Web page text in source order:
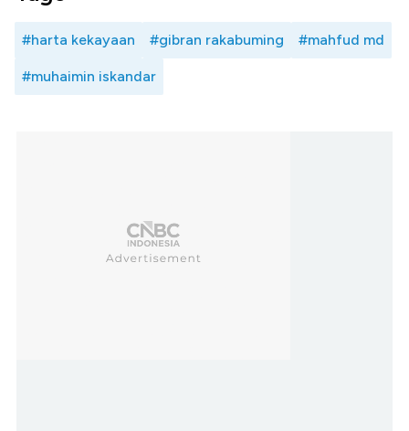
#harta kekayaan #gibran rakabuming #mahfud md
#muhaimin iskandar